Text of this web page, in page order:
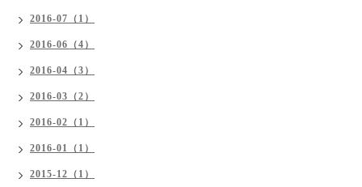
2016-07（1）
2016-06（4）
2016-04（3）
2016-03（2）
2016-02（1）
2016-01（1）
2015-12（1）